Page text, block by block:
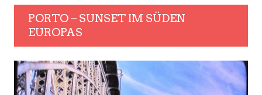
PORTO – SUNSET IM SÜDEN
EUROPAS